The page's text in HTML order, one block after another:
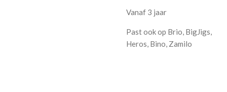
Vanaf 3 jaar
Past ook op Brio, BigJigs,
Heros, Bino, Zamilo